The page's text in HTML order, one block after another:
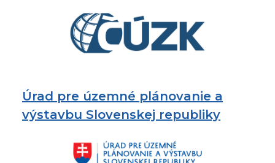
Úrad pre územné plánovanie a
výstavbu Slovenskej republiky